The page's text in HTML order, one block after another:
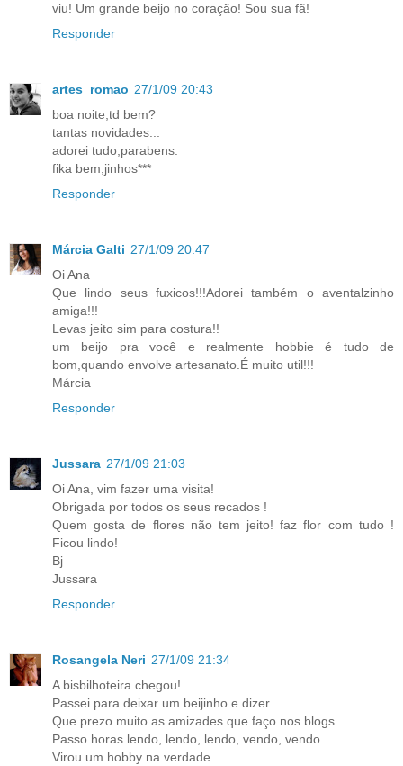
viu! Um grande beijo no coração! Sou sua fã!
Responder
artes_romao 27/1/09 20:43
boa noite,td bem?
tantas novidades...
adorei tudo,parabens.
fika bem,jinhos***
Responder
Márcia Galti 27/1/09 20:47
Oi Ana
Que lindo seus fuxicos!!!Adorei também o aventalzinho
amiga!!!
Levas jeito sim para costura!!
um beijo pra você e realmente hobbie é tudo de
bom,quando envolve artesanato.É muito util!!!
Márcia
Responder
Jussara 27/1/09 21:03
Oi Ana, vim fazer uma visita!
Obrigada por todos os seus recados !
Quem gosta de flores não tem jeito! faz flor com tudo !
Ficou lindo!
Bj
Jussara
Responder
Rosangela Neri 27/1/09 21:34
A bisbilhoteira chegou!
Passei para deixar um beijinho e dizer
Que prezo muito as amizades que faço nos blogs
Passo horas lendo, lendo, lendo, vendo, vendo...
Virou um hobby na verdade.